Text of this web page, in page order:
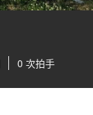
0 次拍手